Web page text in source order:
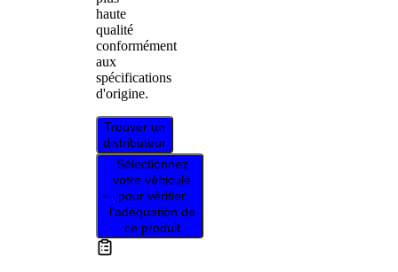
haute
qualité
conformément
aux
spécifications
d'origine.
Trouver un
distributeur
Sélectionnez
votre véhicule
pour vérifier
l’adéquation de
ce produit